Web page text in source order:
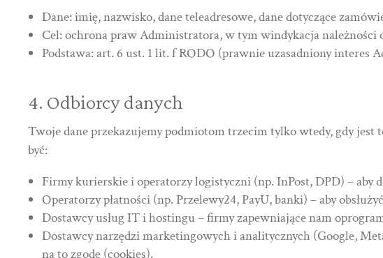
Dane: imię, nazwisko, dane teleadresowe, dane dotyczące
Cel: ochrona praw Administratora, w tym windykacja
Podstawa: art. 6 ust. 1 lit. f RODO (prawnie uzasadniony interes
4. Odbiorcy danych
Twoje dane przekazujemy podmiotom trzecim tylko wtedy, gdy
być:
Firmy kurierskie i operatorzy logistyczni (np. InPost, DPD) – aby
Operatorzy płatności (np. Przelewy24, PayU, banki) – aby
Dostawcy usług IT i hostingu – firmy zapewniające nam
Dostawcy narzędzi marketingowych i analitycznych (Google,
na to zgodę (cookies).